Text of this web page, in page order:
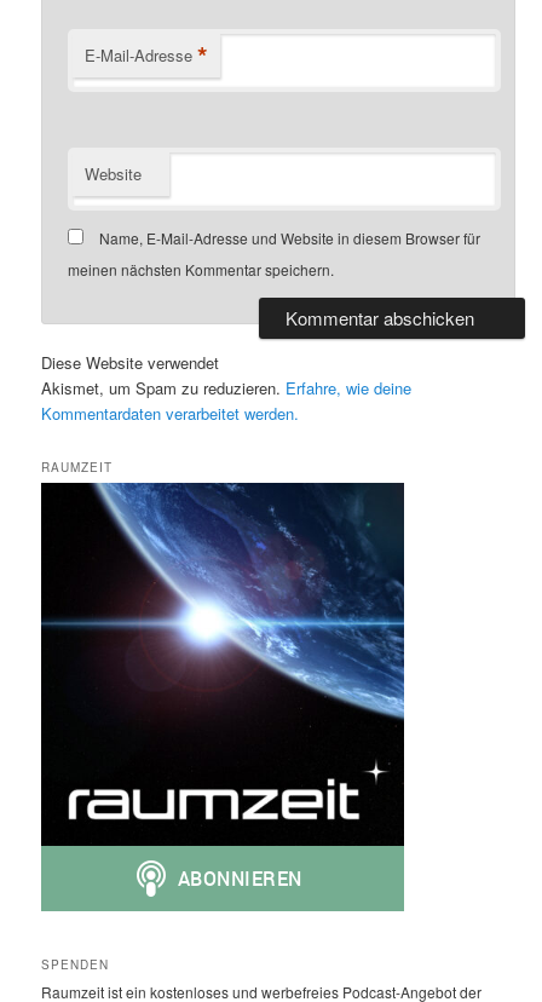
E-Mail-Adresse *
Website
Name, E-Mail-Adresse und Website in diesem Browser für
meinen nächsten Kommentar speichern.
Diese Website verwendet
Akismet, um Spam zu reduzieren. Erfahre, wie deine
Kommentardaten verarbeitet werden.
RAUMZEIT
SPENDEN
Raumzeit ist ein kostenloses und werbefreies Podcast-Angebot der